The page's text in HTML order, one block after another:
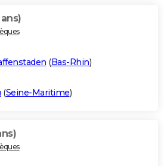
(Bas-Rhin)
(Seine-Maritime)